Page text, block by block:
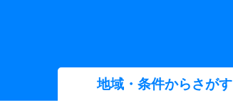
地域・条件からさがす